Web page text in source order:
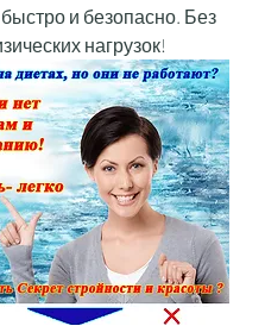
быстро и безопасно. Без
нагрузок!